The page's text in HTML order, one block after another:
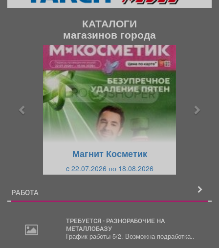
КАТАЛОГИ
магазинов города
Магнит Косметик
c 22.07.2026 по 18.08.2026
РАБОТА
ТРЕБУЕТСЯ - РАЗНОРАБОЧИЕ НА
МЕТАЛЛОБАЗУ
График работы 5/2. Возможна подработка..